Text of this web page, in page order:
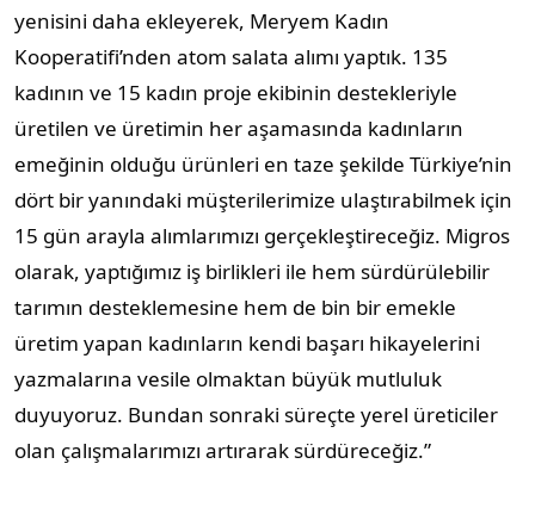
yenisini daha ekleyerek, Meryem Kadın
Kooperatifi’nden atom salata alımı yaptık. 135
kadının ve 15 kadın proje ekibinin destekleriyle
üretilen ve üretimin her aşamasında kadınların
emeğinin olduğu ürünleri en taze şekilde Türkiye’nin
dört bir yanındaki müşterilerimize ulaştırabilmek için
15 gün arayla alımlarımızı gerçekleştireceğiz. Migros
olarak, yaptığımız iş birlikleri ile hem sürdürülebilir
tarımın desteklemesine hem de bin bir emekle
üretim yapan kadınların kendi başarı hikayelerini
yazmalarına vesile olmaktan büyük mutluluk
duyuyoruz. Bundan sonraki süreçte yerel üreticiler
olan çalışmalarımızı artırarak sürdüreceğiz.”